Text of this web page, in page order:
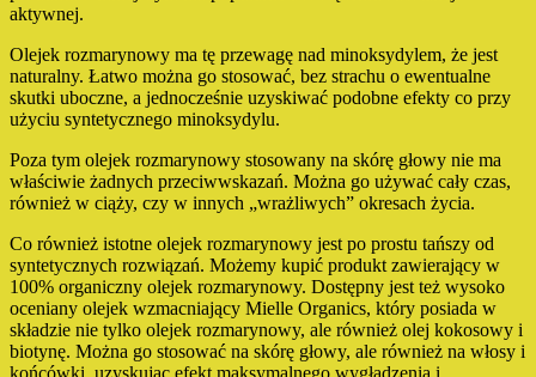
aktywnej.
Olejek rozmarynowy ma tę przewagę nad minoksydylem, że jest
naturalny. Łatwo można go stosować, bez strachu o ewentualne
skutki uboczne, a jednocześnie uzyskiwać podobne efekty co przy
użyciu syntetycznego minoksydylu.
Poza tym olejek rozmarynowy stosowany na skórę głowy nie ma
właściwie żadnych przeciwwskazań. Można go używać cały czas,
również w ciąży, czy w innych „wrażliwych” okresach życia.
Co również istotne olejek rozmarynowy jest po prostu tańszy od
syntetycznych rozwiązań. Możemy kupić produkt zawierający w
100% organiczny olejek rozmarynowy. Dostępny jest też wysoko
oceniany olejek wzmacniający Mielle Organics, który posiada w
składzie nie tylko olejek rozmarynowy, ale również olej kokosowy i
biotynę. Można go stosować na skórę głowy, ale również na włosy i